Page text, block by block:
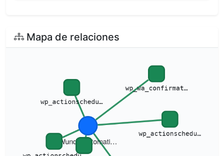
Mapa de relaciones